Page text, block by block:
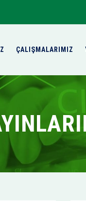
ÇALIŞMALARIMIZ